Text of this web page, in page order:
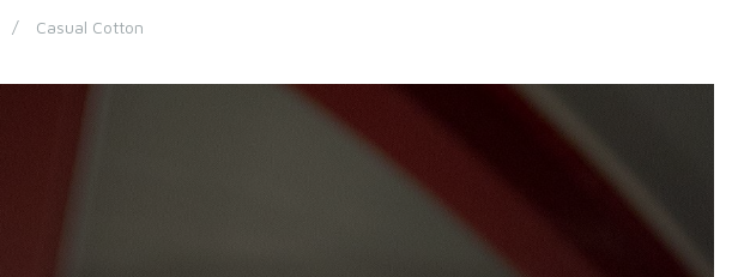
Casual Cotton